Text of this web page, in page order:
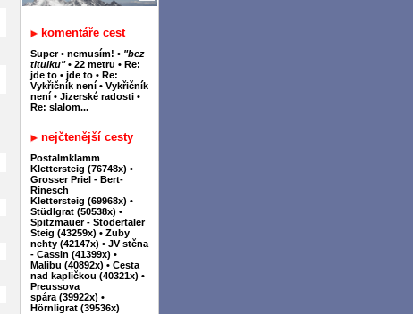
komentáře cest
Super • nemusím! • "bez
titulku" • 22 metru • Re:
jde to • jde to • Re:
Vykřičník není • Vykřičník
není • Jizerské radosti •
Re: slalom...
nejčtenější cesty
Postalmklamm
Klettersteig (76748x) •
Grosser Priel - Bert-
Rinesch
Klettersteig (69968x) •
Stüdlgrat (50538x) •
Spitzmauer - Stodertaler
Steig (43259x) • Zuby
nehty (42147x) • JV stěna
- Cassin (41399x) •
Malibu (40892x) • Cesta
nad kapličkou (40321x) •
Preussova
spára (39922x) •
Hörnligrat (39536x)